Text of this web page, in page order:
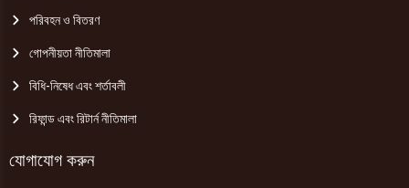
পরিবহন ও বিতরণ
গোপনীয়তা নীতিমালা
বিধি-নিষেধ এবং শর্তাবলী
রিফান্ড এবং রিটার্ন নীতিমালা
যোগাযোগ করুন